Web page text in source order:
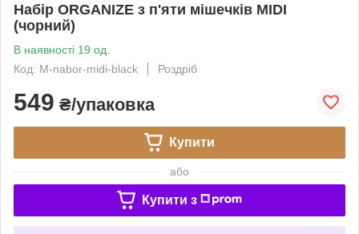
Набір ORGANIZE з п'яти мішечків MIDI
(чорний)
В наявності 19 од.
Код: M-nabor-midi-black
Роздріб
549 ₴/упаковка
Купити
або
Купити з